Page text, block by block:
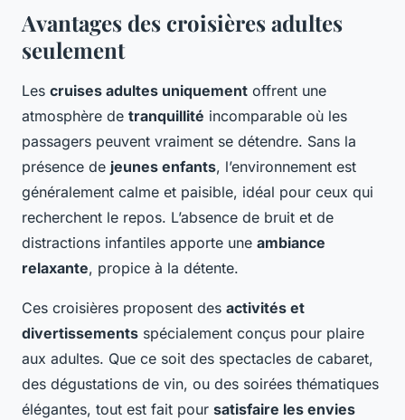
Avantages des croisières adultes
seulement
Les cruises adultes uniquement offrent une
atmosphère de tranquillité incomparable où les
passagers peuvent vraiment se détendre. Sans la
présence de jeunes enfants, l’environnement est
généralement calme et paisible, idéal pour ceux qui
recherchent le repos. L’absence de bruit et de
distractions infantiles apporte une ambiance
relaxante, propice à la détente.
Ces croisières proposent des activités et
divertissements spécialement conçus pour plaire
aux adultes. Que ce soit des spectacles de cabaret,
des dégustations de vin, ou des soirées thématiques
élégantes, tout est fait pour satisfaire les envies